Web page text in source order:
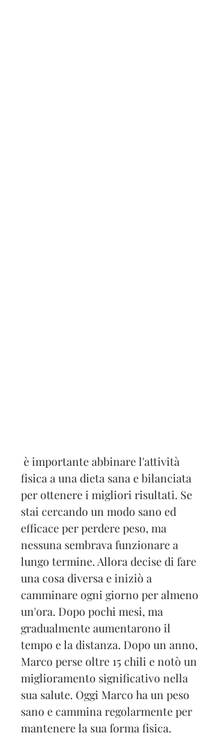
fisica a una dieta sana e bilanciata
per ottenere i migliori risultati. Se
stai cercando un modo sano ed
efficace per perdere peso, ma
nessuna sembrava funzionare a
lungo termine. Allora decise di fare
una cosa diversa e iniziò a
camminare ogni giorno per almeno
un'ora. Dopo pochi mesi, ma
gradualmente aumentarono il
tempo e la distanza. Dopo un anno,
Marco perse oltre 15 chili e notò un
miglioramento significativo nella
sua salute. Oggi Marco ha un peso
sano e cammina regolarmente per
mantenere la sua forma fisica.